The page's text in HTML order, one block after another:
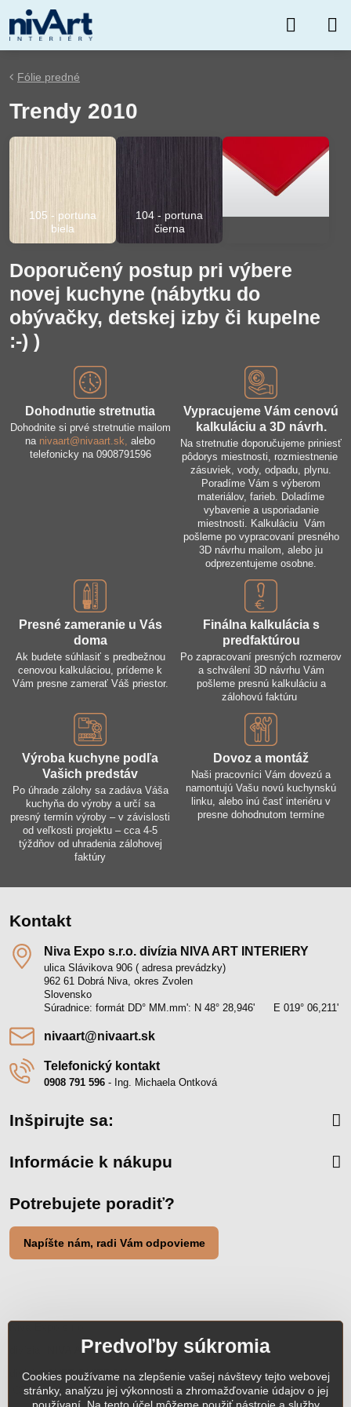
Fólie predné
Trendy 2010
105 - portuna
biela
104 - portuna
čierna
Doporučený postup pri výbere
novej kuchyne (nábytku do
obývačky, detskej izby či kupelne
:-) )
Dohodnutie stretnutia
Dohodnite si prvé stretnutie mailom
na nivaart@nivaart.sk, alebo
telefonicky na 0908791596
Vypracujeme Vám cenovú
kalkuláciu a 3D návrh​.
Na stretnutie doporučujeme priniesť
pôdorys miestnosti, rozmiestnenie
zásuviek, vody, odpadu, plynu.
Poradíme Vám s výberom
materiálov, farieb. Doladíme
vybavenie a usporiadanie
miestnosti. Kalkuláciu Vám
pošleme po vypracovaní presného
3D návrhu mailom, alebo ju
odprezentujeme osobne.
Presné zameranie u Vás
doma
Ak budete súhlasiť s predbežnou
cenovou kalkuláciou, prídeme k
Vám presne zamerať Váš priestor.
Finálna kalkulácia s
predfaktúrou
Po zapracovaní presných rozmerov
a schválení 3D návrhu Vám
pošleme presnú kalkuláciu a
zálohovú faktúru
Výroba kuchyne podľa
Vašich predstáv
Po úhrade zálohy sa zadáva Váša
kuchyňa do výroby a určí sa
presný termín výroby – v závislosti
od veľkosti projektu – cca 4-5
týždňov od uhradenia zálohovej
faktúry
Dovoz a montáž
Naši pracovníci Vám dovezú a
namontujú Vašu novú kuchynskú
linku, alebo inú časť interiéru v
presne dohodnutom termíne
Kontakt
Niva Expo s​.r​.o​. divízia NIVA ART INTERIERY
ulica Slávikova 906 ( adresa prevádzky)
962 61 Dobrá Niva, okres Zvolen
Slovensko
Súradnice: formát DD° MM.mm': N 48° 28,946' E 019° 06,211'
nivaart​@nivaart​.sk
Telefonický kontakt
0908 791 596 - Ing. Michaela Ontková
Inšpirujte sa:
Informácie k nákupu
Potrebujete poradiť?
Napíšte nám, radi Vám odpovieme
Niva Expo s.r.o.
NIVA ART INTERIERY:www.nivaart.sk
divízia:SVET DVIEROK: SKwww.svetdvierok.sk,
CZwww.svetdvierok.cz
Predvoľby súkromia
Cookies používame na zlepšenie vašej návštevy tejto webovej
stránky, analýzu jej výkonnosti a zhromažďovanie údajov o jej